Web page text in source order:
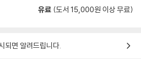
유료 (도서 15,000원 이상 무료)
되면 알려드립니다.